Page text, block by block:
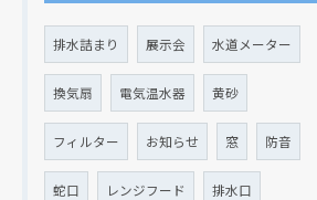
排水詰まり 展示会 水道メーター
換気扇 電気温水器 黄砂
フィルター お知らせ 窓 防音
蛇口 レンジフード 排水口